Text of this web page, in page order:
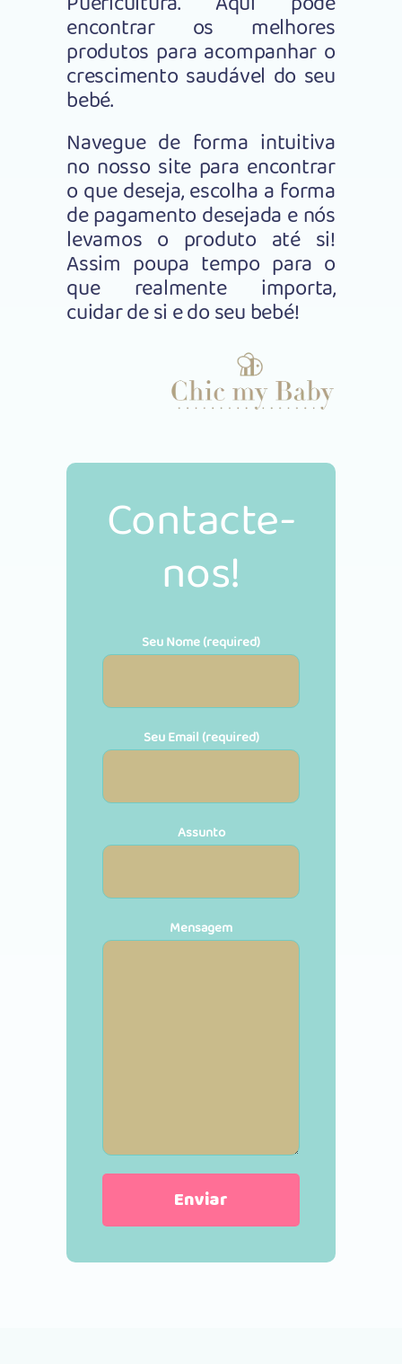
encontrar os melhores
produtos para acompanhar o
crescimento saudável do seu
bebé.
Navegue de forma intuitiva
no nosso site para encontrar
o que deseja, escolha a forma
de pagamento desejada e nós
levamos o produto até si!
Assim poupa tempo para o
que realmente importa,
cuidar de si e do seu bebé!
Contacte-
nos!
Seu Nome (required)
Seu Email (required)
Assunto
Mensagem